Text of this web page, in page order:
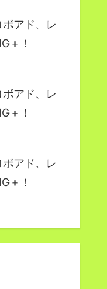
ボアド、レ
＋！
ボアド、レ
＋！
ボアド、レ
＋！